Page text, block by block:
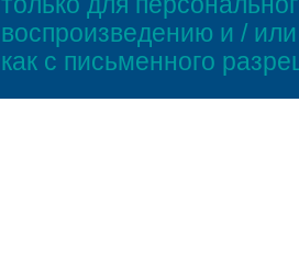
воспроизведению и /
как с письменного